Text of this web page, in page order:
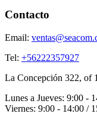
Contacto
Email:
Tel: +56222357927
La Concepción 322, of
Lunes a Jueves: 9:00 -
Viernes: 9:00 - 14:00 /